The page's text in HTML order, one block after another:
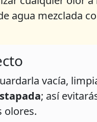
agua mezclada
vacía,
; así
olores.